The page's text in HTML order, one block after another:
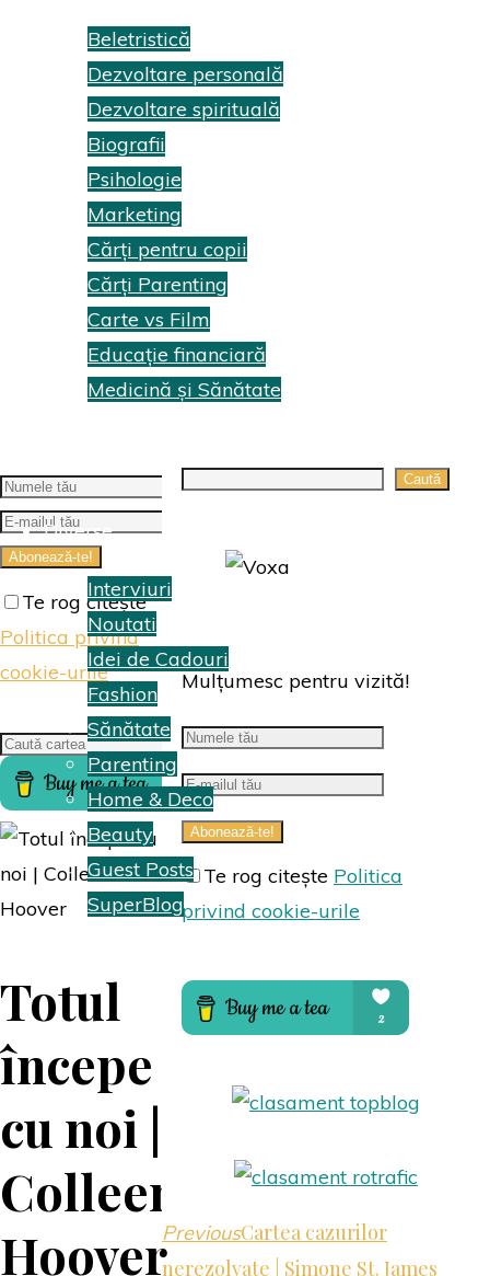
Beletristică
Dezvoltare personală
Dezvoltare spirituală
Biografii
Psihologie
Marketing
Cărți pentru copii
Cărți Parenting
Carte vs Film
Educație financiară
Medicină și Sănătate
Diverse
Interviuri
Noutati
Idei de Cadouri
Fashion
Sănătate
Parenting
Home & Deco
Beauty
Guest Posts
SuperBlog
Te rog citește
Politica privind
cookie-urile
Search Caută
Totul
începe
cu noi |
Colleen
Hoover
Search Caută
Mulțumesc pentru vizită!
Te rog citește Politica
privind cookie-urile
PreviousCartea cazurilor
nerezolvate | Simone St. James